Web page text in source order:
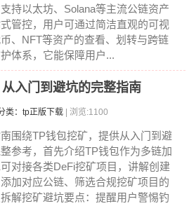
持以太坊、Solana等主流公链资产
管控，用户可通过简洁直观的可视
、NFT等资产的查看、划转与跨链
体系，它能保障用户...
入门到避坑的完整指南
类：tp正版下载 | 浏览:1100
围绕TP钱包挖矿，提供从入门到避
参考，首先介绍TP钱包作为多链加
对接各类DeFi挖矿项目，讲解创建
加对应公链、筛选合规挖矿项目的
解挖矿避坑要点：提醒用户警惕钓